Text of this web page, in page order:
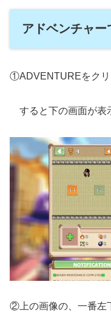
アドベンチャー
①ADVENTUREをクリ
すると下の画面が表
②上の画像の、一番左